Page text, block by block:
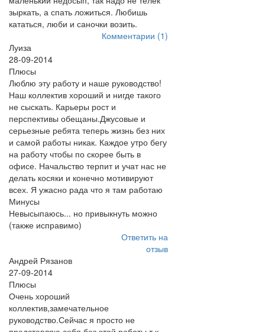
зыркать, а спать ложиться. Любишь
кататься, люби и саночки возить.
Комментарии (1)
Луиза
28-09-2014
Плюсы
Люблю эту работу и наше руководство!
Наш коллектив хороший и нигде такого
не сыскать. Карьеры рост и
перспективы обещаны.Джусовые и
серьезные ребята теперь жизнь без них
и самой работы никак. Каждое утро бегу
на работу чтобы по скорее быть в
офисе. Начальство терпит и учат нас не
делать косяки и конечно мотивируют
всех. Я ужасно рада что я там работаю
Минусы
Невысыпаюсь... но привыкнуть можно
(также исправимо)
Ответить на
отзыв
Андрей Рязанов
27-09-2014
Плюсы
Очень хороший
коллектив,замечательное
руководство.Сейчас я просто не